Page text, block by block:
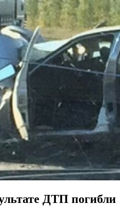
ДТП погибли